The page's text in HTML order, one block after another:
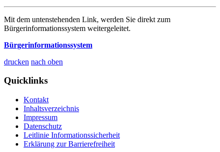
Mit dem untenstehenden Link, werden Sie direkt zum
Bürgerinformationssystem weitergeleitet.
Bürgerinformationssystem
drucken nach oben
Quicklinks
Kontakt
Inhaltsverzeichnis
Impressum
Datenschutz
Leitlinie Informationssicherheit
Erklärung zur Barrierefreiheit